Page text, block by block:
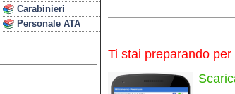
Carabinieri
Personale ATA
Ti stai preparando